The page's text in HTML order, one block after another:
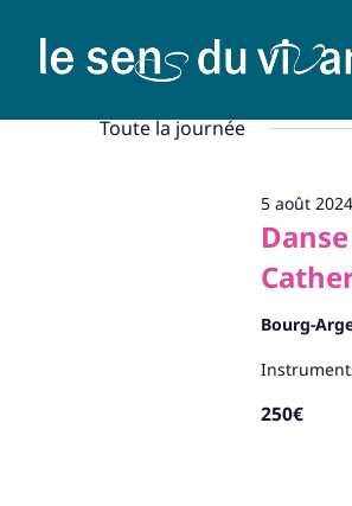
Toute la journée
5 août 2024
Bourg-
250€